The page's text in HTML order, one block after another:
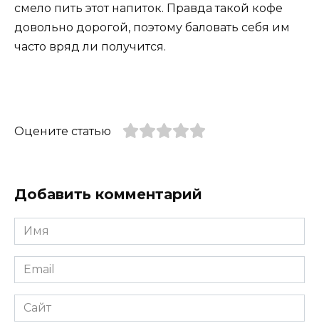
смело пить этот напиток. Правда такой кофе
довольно дорогой, поэтому баловать себя им
часто вряд ли получится.
Оцените статью
Добавить комментарий
Имя
*
Email
*
Сайт